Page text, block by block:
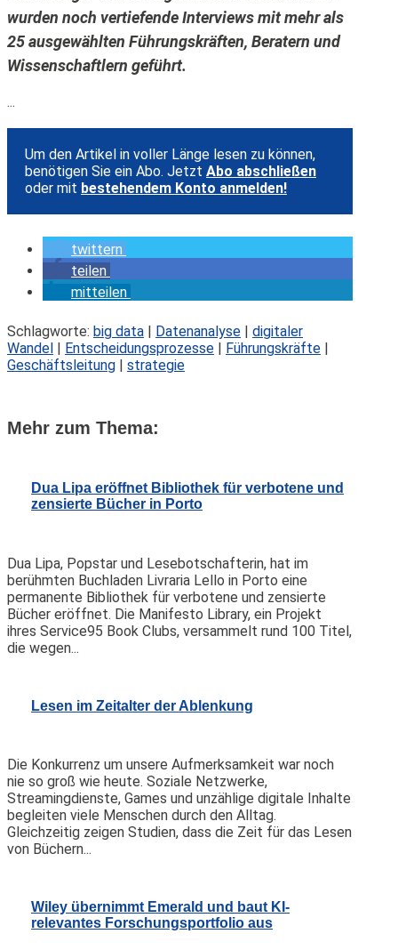
wurden noch vertiefende Interviews mit mehr als
25 ausgewählten Führungskräften, Beratern und
Wissenschaftlern geführt.
...
Um den Artikel in voller Länge lesen zu können,
benötigen Sie ein Abo. Jetzt Abo abschließen
oder mit bestehendem Konto anmelden!
twittern
teilen
mitteilen
Schlagworte: big data | Datenanalyse | digitaler
Wandel | Entscheidungsprozesse | Führungskräfte |
Geschäftsleitung | strategie
Mehr zum Thema:
Dua Lipa eröffnet Bibliothek für verbotene und
zensierte Bücher in Porto
Dua Lipa, Popstar und Lesebotschafterin, hat im
berühmten Buchladen Livraria Lello in Porto eine
permanente Bibliothek für verbotene und zensierte
Bücher eröffnet. Die Manifesto Library, ein Projekt
ihres Service95 Book Clubs, versammelt rund 100 Titel,
die wegen...
Lesen im Zeitalter der Ablenkung
Die Konkurrenz um unsere Aufmerksamkeit war noch
nie so groß wie heute. Soziale Netzwerke,
Streamingdienste, Games und unzählige digitale Inhalte
begleiten viele Menschen durch den Alltag.
Gleichzeitig zeigen Studien, dass die Zeit für das Lesen
von Büchern...
Wiley übernimmt Emerald und baut KI-
relevantes Forschungsportfolio aus